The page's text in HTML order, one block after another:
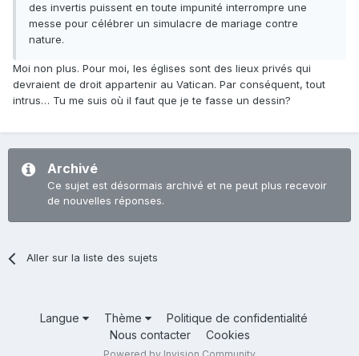
des invertis puissent en toute impunité interrompre une
messe pour célébrer un simulacre de mariage contre
nature.
Moi non plus. Pour moi, les églises sont des lieux privés qui
devraient de droit appartenir au Vatican. Par conséquent, tout
intrus… Tu me suis où il faut que je te fasse un dessin?
Archivé
Ce sujet est désormais archivé et ne peut plus recevoir
de nouvelles réponses.
Aller sur la liste des sujets
Langue Thème
Politique de confidentialité
Nous contacter
Cookies